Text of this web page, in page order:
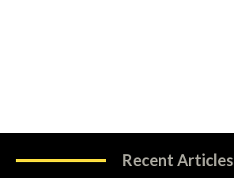
Recent Articles